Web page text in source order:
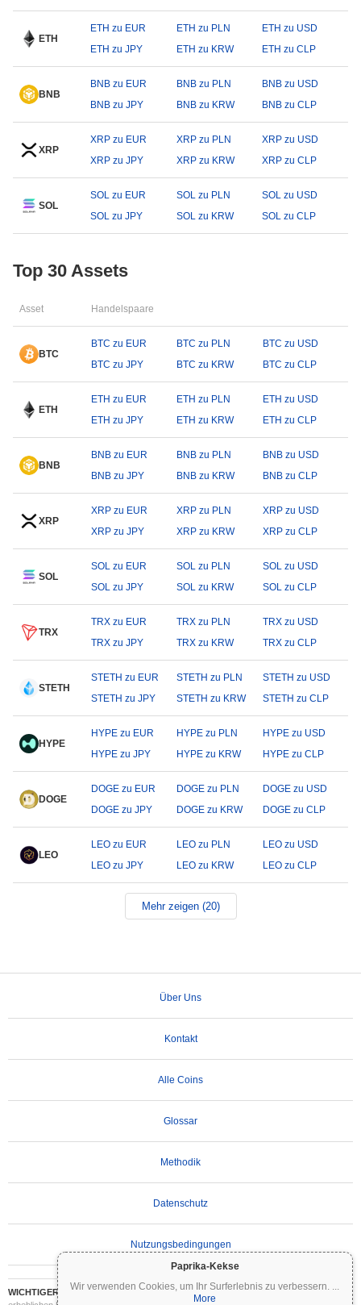
Paprika-Kekse
Wir verwenden Cookies, um Ihr Surferlebnis zu verbessern. ...
More
ETH
ETH zu EUR ETH zu PLN
ETH zu USD
ETH zu JPY
ETH zu KRW ETH zu CLP
BNB
BNB zu EUR BNB zu PLN
BNB zu USD
BNB zu JPY
BNB zu KRW BNB zu CLP
XRP
XRP zu EUR XRP zu PLN
XRP zu USD
XRP zu JPY
XRP zu KRW XRP zu CLP
SOL
SOL zu EUR SOL zu PLN
SOL zu USD
SOL zu JPY
SOL zu KRW SOL zu CLP
Top 30 Assets
Asset Handelspaare
BTC
BTC zu EUR BTC zu PLN
BTC zu USD
BTC zu JPY
BTC zu KRW BTC zu CLP
ETH
ETH zu EUR ETH zu PLN
ETH zu USD
ETH zu JPY
ETH zu KRW ETH zu CLP
BNB
BNB zu EUR BNB zu PLN
BNB zu USD
BNB zu JPY
BNB zu KRW BNB zu CLP
XRP
XRP zu EUR XRP zu PLN
XRP zu USD
XRP zu JPY
XRP zu KRW XRP zu CLP
SOL
SOL zu EUR SOL zu PLN
SOL zu USD
SOL zu JPY
SOL zu KRW SOL zu CLP
TRX
TRX zu EUR TRX zu PLN
TRX zu USD
TRX zu JPY
TRX zu KRW TRX zu CLP
STETH
STETH zu EUR STETH zu PLN
STETH zu USD
STETH zu JPY
STETH zu KRW STETH zu CLP
HYPE
HYPE zu EUR HYPE zu PLN
HYPE zu USD
HYPE zu JPY
HYPE zu KRW HYPE zu CLP
DOGE
DOGE zu EUR DOGE zu PLN
DOGE zu USD
DOGE zu JPY
DOGE zu KRW DOGE zu CLP
LEO
LEO zu EUR LEO zu PLN
LEO zu USD
LEO zu JPY
LEO zu KRW LEO zu CLP
Mehr zeigen (20)
Über Uns
Kontakt
Alle Coins
Glossar
Methodik
Datenschutz
Nutzungsbedingungen
WICHTIGER HAFTUNGSAUSSCHLUSS:Kryptowährungen sind hochvolatil und mit